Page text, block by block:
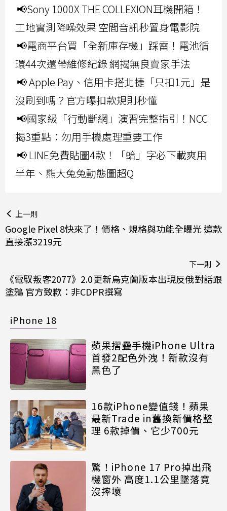
📢Sony 1000X THE COLLEXION耳機開箱！
工地實測降噪效果 空間音訊秒置身電影院
📢電商平台買「全新庫存機」踩雷！電池循
環44次還帶維修紀錄 網揭無良賣家手法
📢 Apple Pay、信用卡搭北捷「只扣1元」是
沒刷到嗎？官方曝扣款規則秒懂
📢國家級「行動斷網」演習完整指引！NCC
揭3重點：勿用手機處理重要工作
📢 LINE免費貼圖4款！「蛤」字必下載爽用
半年、熊大兔兔動態圖超Q
上一則
Google Pixel 8快來了！價格、規格與功能全曝光 這款
直接漲3219元
下一則
《電馭叛客2077》2.0更新烏克蘭版本出現反俄對話跟
塗鴉 官方致歉：非CDPR撰寫
iPhone 18
蘋果摺疊手機iPhone Ultra
首發2配色外洩！新款沒有
黑色了
16款iPhone變值錢！蘋果
最新Trade in舊換新價格整
理 6款掉價、它少700元
驚！iPhone 17 Pro掉出飛
機窗外 高度1.1公里墜落竟
沒摔壞